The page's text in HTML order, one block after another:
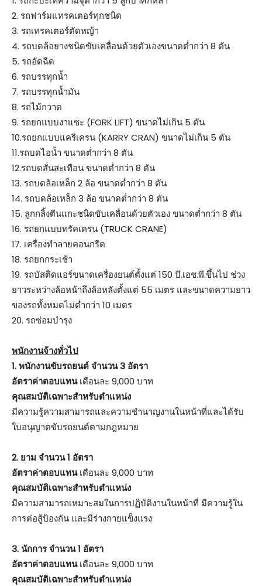
2. รถฟาร์มแทรคเตอร์ทุกชนิด
3. รถเทรคเตอร์ตัดหญ้า
4. รถบดล้อยางชนิดขับเคลื่อนด้วยตัวเองขนาดต่ำกว่า 8 ตัน
5. รถอัดฉีด
6. รถบรรทุกน้ำ
7. รถบรรทุกน้ำมัน
8. รถไม้กวาด
9. รถยกแบบงาแซะ (FORK LIFT) ขนาดไม่เกิน 5 ตัน
10.รถยกแบบแครีเครน (KARRY CRAN) ขนาดไม่เกิน 5 ตัน
11.รถบดไอน้ำ ขนาดต่ำกว่า 8 ตัน
12.รถบดสั่นสะเทือน ขนาดต่ำกว่า 8 ตัน
13. รถบดล้อเหล็ก 2 ล้อ ขนาดต่ำกว่า 8 ตัน
14. รถบดล้อเหล็ก 3 ล้อ ขนาดต่ำกว่า 8 ตัน
15. ลูกกลิ้งตีนแกะชนิดขับเคลื่อนด้วยตัวเอง ขนาดต่ำกว่า 8 ตัน
16. รถยกแบบทรัคเครน (TRUCK CRANE)
17. เครื่องทำลายคอนกรีต
18. รถยกกระเช้า
19. รถบัสติดแอร์ขนาดเครื่องยนต์ตั้งแต่ 150 บี.เอช.พี.ขึ้นไป ช่วง
ยาวระหว่างล้อหน้าถึงล้อหลังตั้งแต่ 55 เมตร และขนาดความยาว
ของรถทั้งหมดไม่ต่ำกว่า 10 เมตร
20. รถซ่อมบำรุง
พนักงานจ้างทั่วไป
1. พนักงานขับรถยนต์ จำนวน 3 อัตรา
อัตราค่าตอบแทนเดือนละ 9,000 บาท
คุณสมบัติเฉพาะสำหรับตำแหน่ง
มีความรู้ความสามารถและความชำนาญงานในหน้าที่และได้รับ
ใบอนุญาตขับรถยนต์ตามกฎหมาย
2. ยาม จำนวน 1 อัตรา
อัตราค่าตอบแทนเดือนละ 9,000 บาท
คุณสมบัติเฉพาะสำหรับตำแหน่ง
มีความสามารถเหมาะสมในการปฏิบัติงานในหน้าที่ มีความรู้ใน
การต่อสู้ป้องกัน และมีร่างกายแข็งแรง
3. นักการ จำนวน 1 อัตรา
อัตราค่าตอบแทนเดือนละ 9,000 บาท
คุณสมบัติเฉพาะสำหรับตำแหน่ง